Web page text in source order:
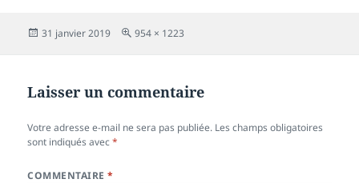
Publié
31 janvier 2019
Taille
954 × 1223
Laisser un commentaire
Votre adresse e-mail ne sera pas publiée. Les champs obligatoires
sont indiqués avec*
COMMENTAIRE*